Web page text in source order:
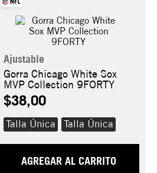
Ajustable
Gorra Chicago White Sox
MVP Collection 9FORTY
$38,00
Talla Única Talla Única
AGREGAR AL CARRITO